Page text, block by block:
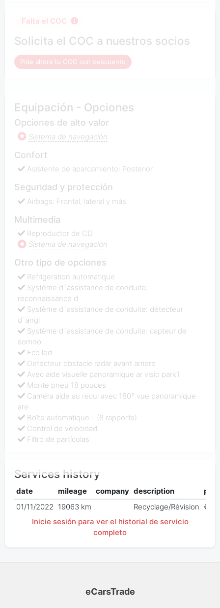
Falta el COC
Solicita el COC a nuestros socios
Pide ahora tu COC con descuento
Equipación - Opciones
Opciones de alto valor
Sistema de navegación
Confort
Asistente de aparcamiento: Posterior
Seguridad y protección
Airbags: Frontal, lateral y más
Multimedia
Reproductor de CD
Sistema de navegación
Otro tipo de opciones
Refrigeration automatique
Système d`assistance de conduite:
reconnaissance d
Système d`assistance de conduite: détecteur
d`angl
Système d`assistance de conduite: capteur de
somno
Eco led
Detecteur obstacle radar avant arriere
Avec aide visuelle panoramique ar visio park1
Monte pneu 18 pouces
Caméra aide au recul avec 180° vue panoramique
are
Boîte automatique - (8 rapports)
Control de velocidad
Filtro de partículas
Services history
date mileage company description
01/11/2022 19063 km Recyclage/Révision €
Inicie sesión para ver el historial de servicio
completo
eCarsTrade